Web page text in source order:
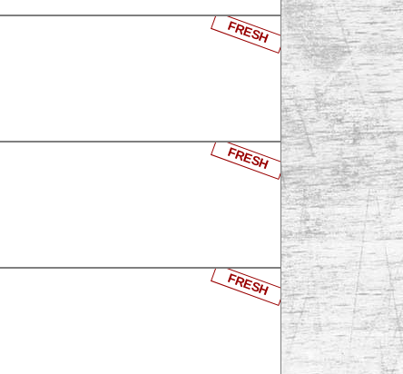
FRESH
FRESH
FRESH